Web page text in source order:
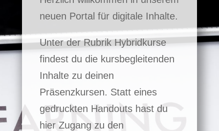
neuen Portal für digitale Inhalte.
Unter der Rubrik Hybridkurse
findest du die kursbegleitenden
Inhalte zu deinen
Präsenzkursen. Statt eines
gedruckten Handouts hast du
hier Zugang zu den